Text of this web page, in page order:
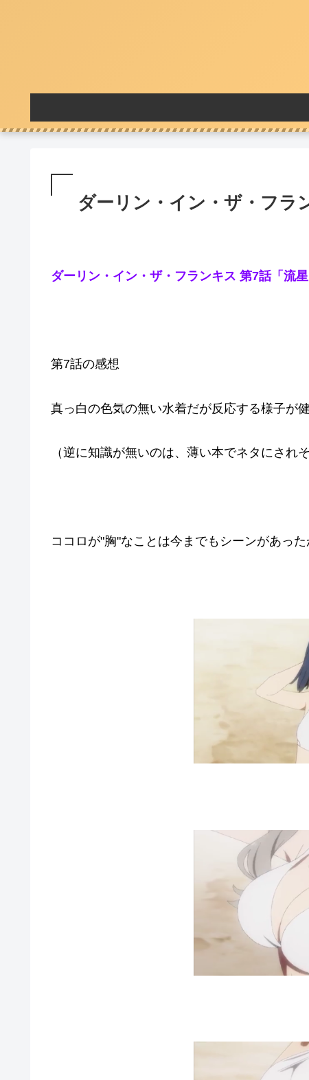
ダーリン・イン・ザ・フラ
ダーリン・イン・ザ・フランキス 第7話「流星
第7話の感想
真っ白の色気の無い水着だが反応する様子が健
（逆に知識が無いのは、薄い本でネタにされそ
ココロが"胸"なことは今までもシーンがあった